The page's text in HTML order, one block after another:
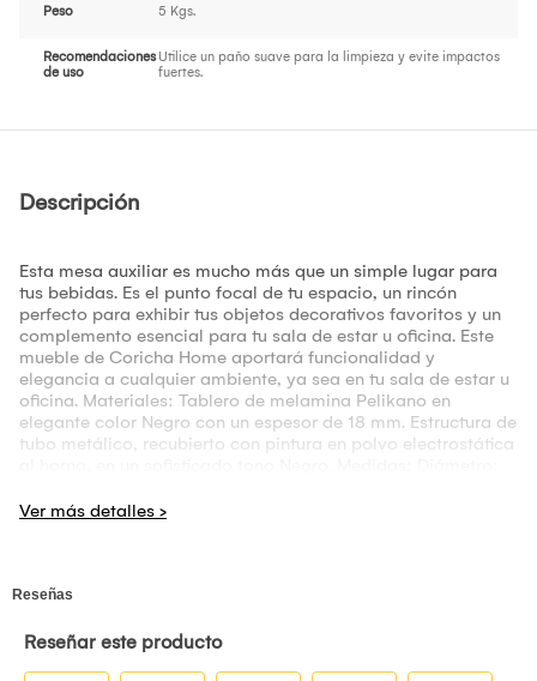
Peso 5 Kgs.
Recomendaciones
de uso
Utilice un paño suave para la limpieza y evite impactos
fuertes.
Descripción
Esta mesa auxiliar es mucho más que un simple lugar para
tus bebidas. Es el punto focal de tu espacio, un rincón
perfecto para exhibir tus objetos decorativos favoritos y un
complemento esencial para tu sala de estar u oficina. Este
mueble de Coricha Home aportará funcionalidad y
elegancia a cualquier ambiente, ya sea en tu sala de estar u
oficina. Materiales: Tablero de melamina Pelikano en
elegante color Negro con un espesor de 18 mm. Estructura de
tubo metálico, recubierto con pintura en polvo electrostática
Mesa Auxiliar. ¡Haz tu pedido hoy mismo! Preguntas
momento de realizar el pago. Te brindamos un estimado de
producto tiene garantía? R: Por supuesto, todos tienen una